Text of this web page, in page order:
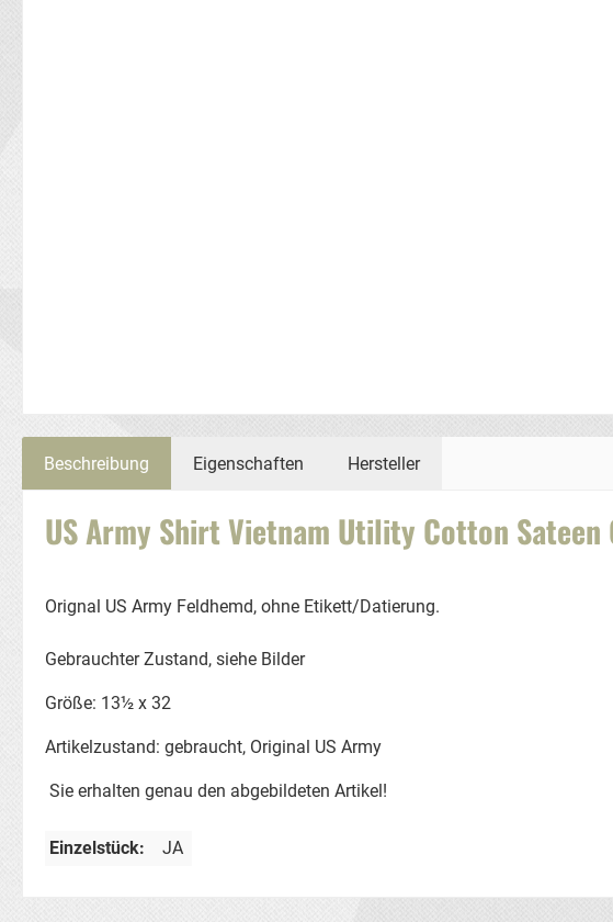
Beschreibung Eigenschaften Hersteller
US Army Shirt Vietnam Utility Cotton Sateen
Orignal US Army Feldhemd, ohne Etikett/Datierung.
Gebrauchter Zustand, siehe Bilder
Größe: 13½ x 32
Artikelzustand: gebraucht, Original US Army
Sie erhalten genau den abgebildeten Artikel!
Einzelstück: JA